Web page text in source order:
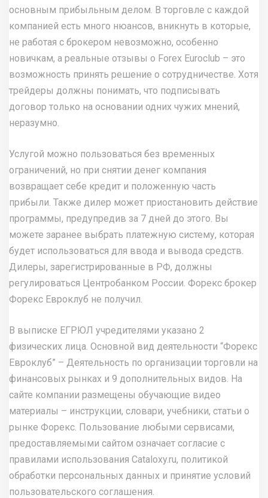
основным прибыльным делом. В торговле с каждой
компанией есть много нюансов, вникнуть в которые,
не работая с брокером невозможно, особенно
новичкам, а реальные отзывы о Forex Euroclub – это
возможность принять решение о сотрудничестве. Хотя
трейдеры должны понимать, что подписывать
договор только на основании одних чужих мнений,
неразумно.
Услугой можно пользоваться без временных
ограничений, но при снятии денег компания
возвращает себе кредит и положенную часть
прибыли. Также дилер может приостановить действие
программы, предупредив за 7 дней до этого. Вы
можете заранее выбрать платежную систему, которая
будет использоваться для ввода и вывода средств.
Дилеры, зарегистрированные в РФ, должны
регулироваться Центробанком России. Форекс брокер
Форекс Евроклуб не получил.
В выписке ЕГРЮЛ учредителями указано 2
физических лица. Основной вид деятельности “Форекс
Евроклуб” – Деятельность по организации торговли на
финансовых рынках и 9 дополнительных видов. На
сайте компании размещены обучающие видео
материалы – инструкции, словари, учебники, статьи о
рынке Форекс. Пользование любыми сервисами,
предоставляемыми сайтом означает согласие с
правилами использования Cataloxy.ru, политикой
обработки персональных данных и принятие условий
пользовательского соглашения.